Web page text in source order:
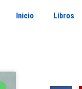
Inicio Libros